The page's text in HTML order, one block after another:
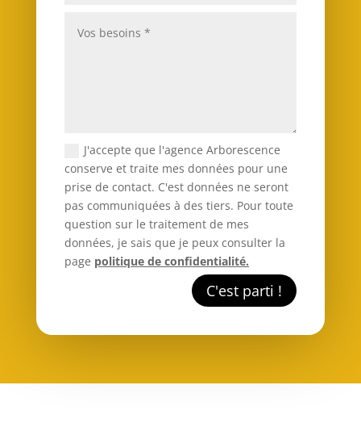
J'accepte que l'agence Arborescence
conserve et traite mes données pour une
prise de contact. C'est données ne seront
pas communiquées à des tiers. Pour toute
question sur le traitement de mes
données, je sais que je peux consulter la
page politique de confidentialité.
C'est parti !